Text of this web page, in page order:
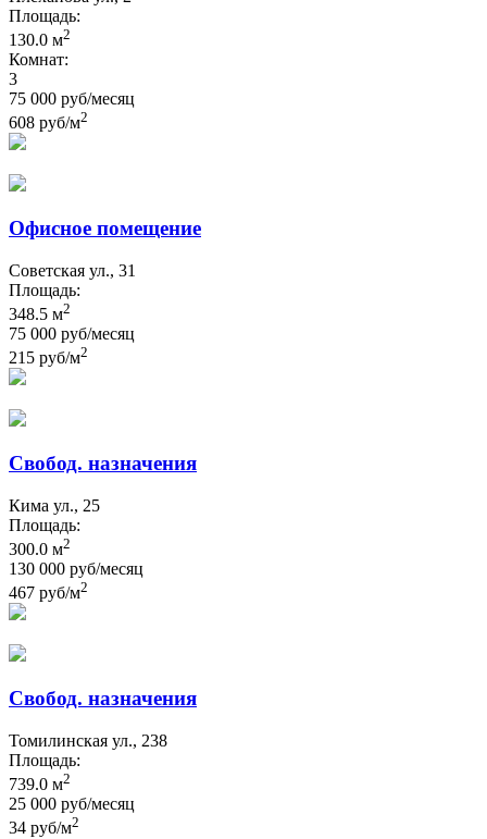
Площадь:
130.0 м2
Комнат:
3
75 000 руб/месяц
608 руб/м2
Офисное помещение
Советская ул., 31
Площадь:
348.5 м2
75 000 руб/месяц
215 руб/м2
Свобод. назначения
Кима ул., 25
Площадь:
300.0 м2
130 000 руб/месяц
467 руб/м2
Свобод. назначения
Томилинская ул., 238
Площадь:
739.0 м2
25 000 руб/месяц
34 руб/м2